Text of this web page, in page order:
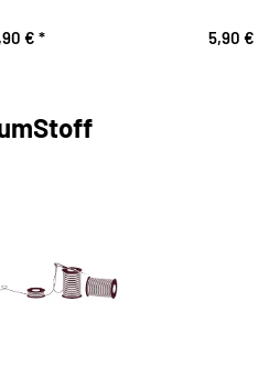
€ * 5,90 €